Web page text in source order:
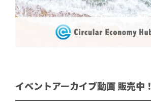
イベントアーカイブ動画 販売中！